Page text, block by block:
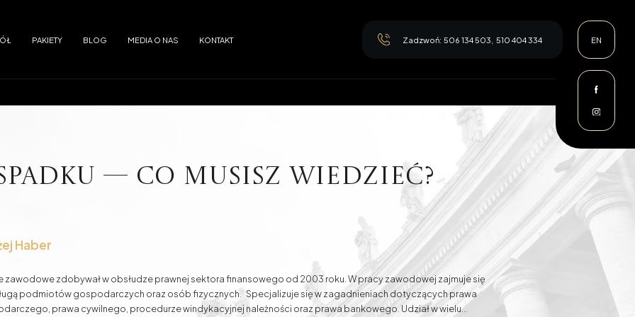
dłużnika przed wierzycielami
PAKIETY BLOG MEDIA O NAS KONTAKT Zadzwoń: 506 134 503 510 404 334 EN
— co musisz wiedzieć?
Haber
zawodowe zdobywał w obsłudze prawnej sektora finansowego od 2003 roku. W pracy zawodowej zajmuje się
podmiotów gospodarczych oraz osób fizycznych. Specjalizuje się w zagadnieniach dotyczących prawa
prawa cywilnego, procedurze windykacyjnej należności oraz prawa bankowego. Udział w wielu